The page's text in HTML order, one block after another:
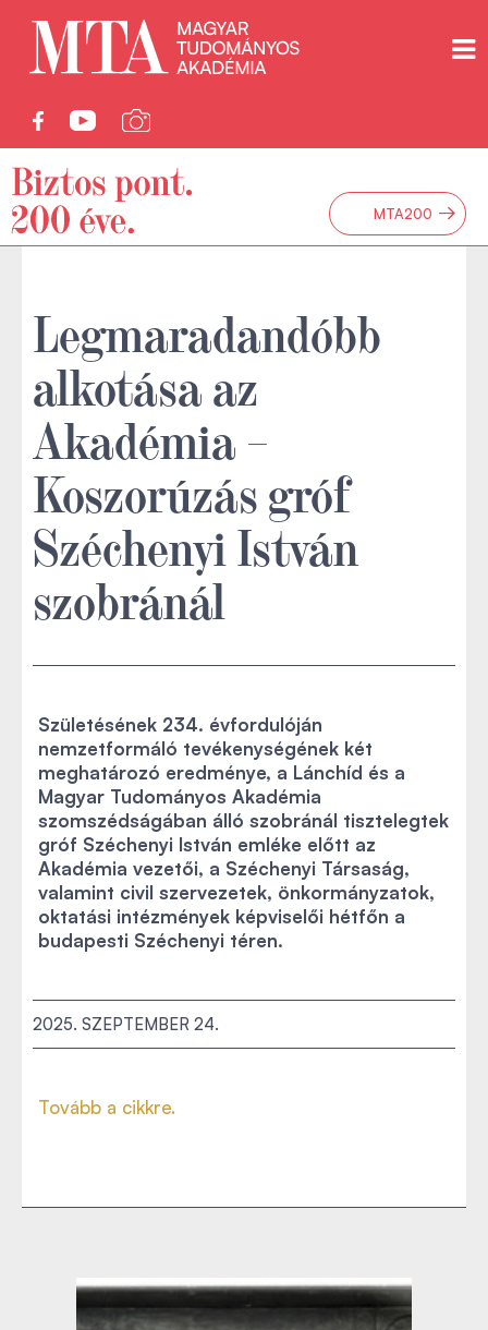
MTA200 →
Legmaradandóbb
alkotása az
Akadémia –
Koszorúzás gróf
Széchenyi István
szobránál
Születésének 234. évfordulóján
nemzetformáló tevékenységének két
meghatározó eredménye, a Lánchíd és a
Magyar Tudományos Akadémia
szomszédságában álló szobránál tisztelegtek
gróf Széchenyi István emléke előtt az
Akadémia vezetői, a Széchenyi Társaság,
valamint civil szervezetek, önkormányzatok,
oktatási intézmények képviselői hétfőn a
budapesti Széchenyi téren.
2025. SZEPTEMBER 24.
Tovább a cikkre.